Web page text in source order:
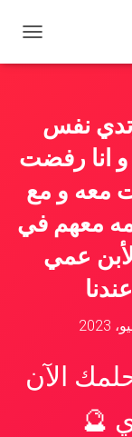
ب
ت
ق
نفس
انا رفضت
معه و مع
معهم في
عمي
الآن
🔮